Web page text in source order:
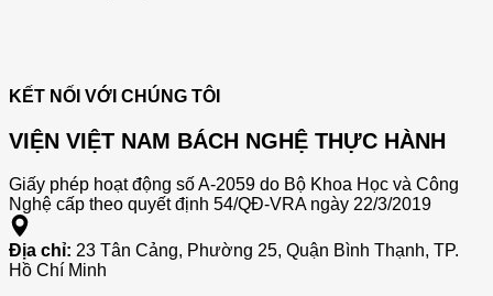
tế
Việt
Nam
NĂM
VIỆN
VÀ
OF
VIETNAM
KHU
MIỀN
BẮC
TRÌNH
NUÔI
KẾT NỐI VỚI CHÚNG TÔI
VIỆN VIỆT NAM BÁCH NGHỆ THỰC HÀNH
Giấy phép hoạt động số A-2059 do Bộ Khoa Học và Công
Nghệ cấp theo quyết định 54/QĐ-VRA ngày 22/3/2019
Địa chỉ: 23 Tân Cảng, Phường 25, Quận Bình Thạnh, TP.
Hồ Chí Minh